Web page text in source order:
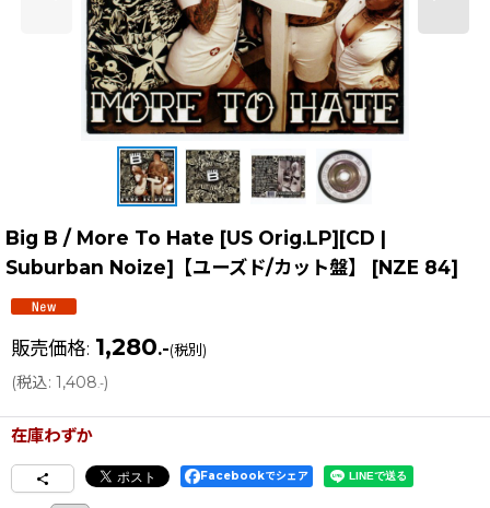
Big B / More To Hate [US Orig.LP][CD |
Suburban Noize]【ユーズド/カット盤】
[NZE 84]
販売価格: 1,280.-(税別)
(税込: 1,408.-)
在庫わずか
Facebookでシェア